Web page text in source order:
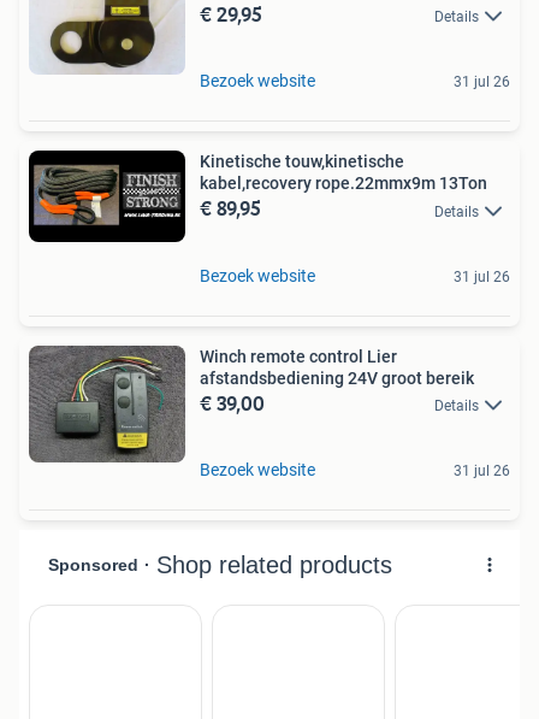
€ 29,95 Details
Bezoek website 31 jul 26
Kinetische touw,kinetische
kabel,recovery rope.22mmx9m 13Ton
€ 89,95 Details
Bezoek website 31 jul 26
Winch remote control Lier
afstandsbediening 24V groot bereik
€ 39,00 Details
Bezoek website 31 jul 26